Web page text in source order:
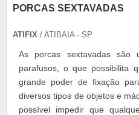
PORCAS SEXTAVADAS
ATIFIX / ATIBAIA - SP
As porcas sextavadas são
parafusos, o que possibilita
grande poder de fixação
diversos tipos de objetos e
possível impedir que